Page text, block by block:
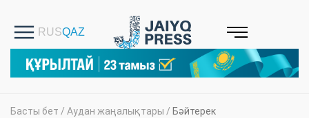
Басты бет / Аудан жаңалықтары / Бәйтерек